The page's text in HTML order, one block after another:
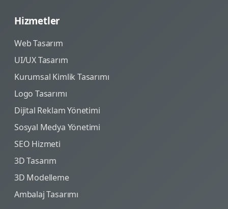
Hizmetler
Web Tasarım
UI/UX Tasarım
Kurumsal Kimlik Tasarımı
Logo Tasarımı
Dijital Reklam Yönetimi
Sosyal Medya Yönetimi
SEO Hizmeti
3D Tasarım
3D Modelleme
Ambalaj Tasarımı